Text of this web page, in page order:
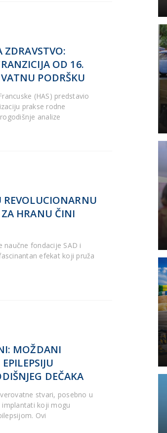
OD 16.
PODRŠKU
(HAS) predstavio
prakse rodne
analize
HRANU ČINI
naučne fondacije SAD i
efekat koji pruža
MOŽDANI
DEČAKA
stvari, posebno u
implantati koji mogu
Ovi